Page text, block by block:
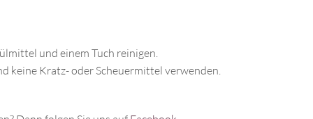
und einem Tuch reinigen.
keine Kratz- oder Scheuermittel verwenden.